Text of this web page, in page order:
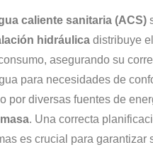
caliente sanitaria (ACS)
hidráulica distribuye
asegurando su
para necesidades de
por diversas fuentes de
. Una correcta
es crucial para garantizar